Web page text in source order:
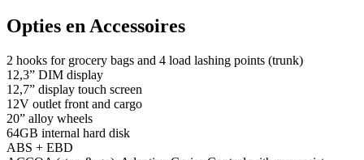
Opties en Accessoires
2 hooks for grocery bags and 4 load lashing points (trunk)
12,3” DIM display
12,7” display touch screen
12V outlet front and cargo
20” alloy wheels
64GB internal hard disk
ABS + EBD